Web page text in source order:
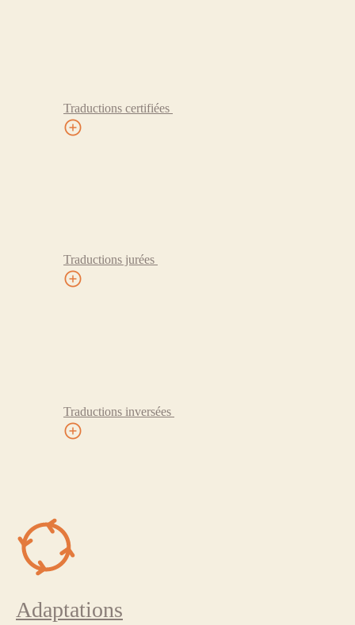
Traductions certifiées
Traductions jurées
Traductions inversées
Adaptations